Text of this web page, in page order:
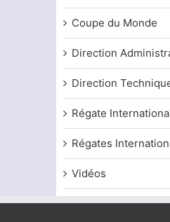
Coupe du Monde
Direction
Direction
Régate
Régates
Vidéos